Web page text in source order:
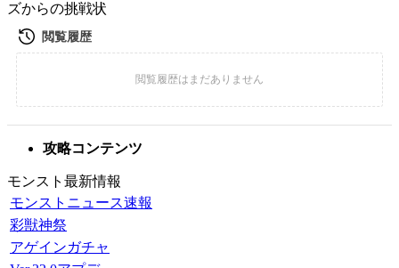
ズからの挑戦状
攻略コンテンツ
モンスト最新情報
モンストニュース速報
彩獣神祭
アゲインガチャ